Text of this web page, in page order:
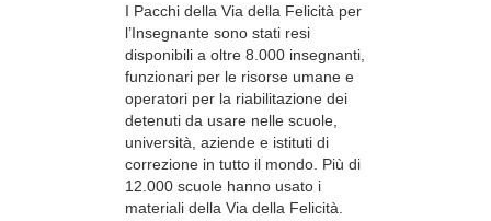
I Pacchi della Via della Felicità per
l’Insegnante sono stati resi
disponibili a oltre 8.000 insegnanti,
funzionari per le risorse umane e
operatori per la riabilitazione dei
detenuti da usare nelle scuole,
università, aziende e istituti di
correzione in tutto il mondo. Più di
12.000 scuole hanno usato i
materiali della Via della Felicità.